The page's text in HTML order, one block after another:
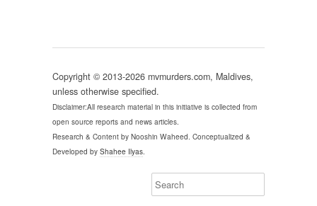
Copyright © 2013-2026 mvmurders.com, Maldives,
unless otherwise specified.
Disclaimer:All research material in this initiative is collected from
open source reports and news articles.
Research & Content by Nooshin Waheed. Conceptualized &
Developed by Shahee Ilyas.